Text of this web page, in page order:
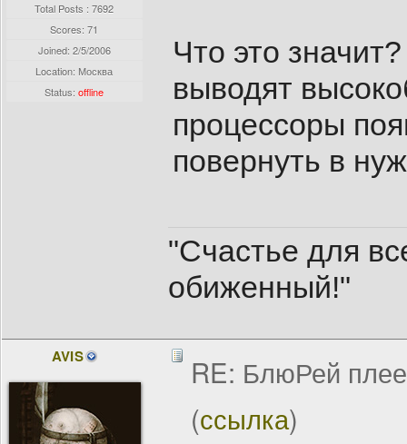
Total Posts : 7692
Scores: 71
Joined: 2/5/2006
Location: Москва
Status:offline
Что это
выводят
процессоры
повернуть в
"Счастье для
обиженный!"
AVIS
RE: БлюРей
(ссылка)